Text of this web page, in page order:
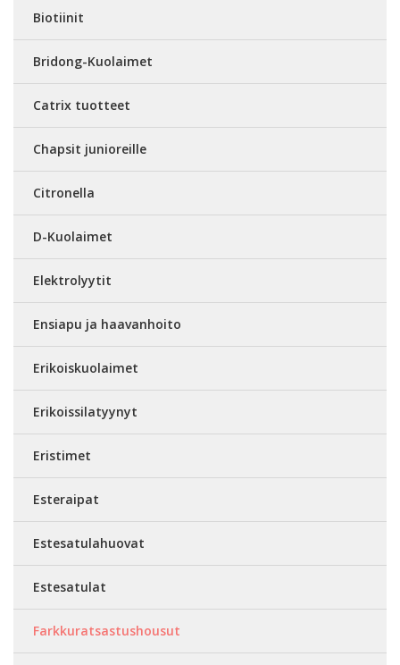
Biotiinit
Bridong-Kuolaimet
Catrix tuotteet
Chapsit junioreille
Citronella
D-Kuolaimet
Elektrolyytit
Ensiapu ja haavanhoito
Erikoiskuolaimet
Erikoissilatyynyt
Eristimet
Esteraipat
Estesatulahuovat
Estesatulat
Farkkuratsastushousut